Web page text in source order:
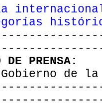
DE PRENSA:
de